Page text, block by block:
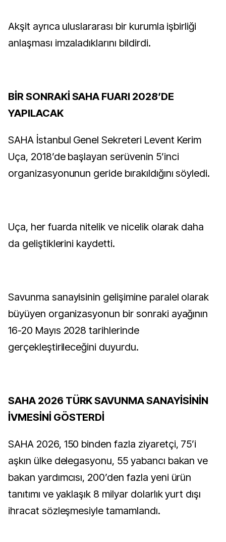
Akşit ayrıca uluslararası bir kurumla işbirliği
anlaşması imzaladıklarını bildirdi.
BİR SONRAKİ SAHA FUARI 2028’DE
YAPILACAK
SAHA İstanbul Genel Sekreteri Levent Kerim
Uça, 2018’de başlayan serüvenin 5’inci
organizasyonunun geride bırakıldığını söyledi.
Uça, her fuarda nitelik ve nicelik olarak daha
da geliştiklerini kaydetti.
Savunma sanayisinin gelişimine paralel olarak
büyüyen organizasyonun bir sonraki ayağının
16-20 Mayıs 2028 tarihlerinde
gerçekleştirileceğini duyurdu.
SAHA 2026 TÜRK SAVUNMA SANAYİSİNİN
İVMESİNİ GÖSTERDİ
SAHA 2026, 150 binden fazla ziyaretçi, 75’i
aşkın ülke delegasyonu, 55 yabancı bakan ve
bakan yardımcısı, 200’den fazla yeni ürün
tanıtımı ve yaklaşık 8 milyar dolarlık yurt dışı
ihracat sözleşmesiyle tamamlandı.